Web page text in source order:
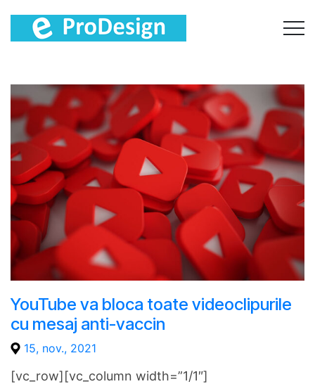
YouTube va bloca toate videoclipurile
cu mesaj anti-vaccin
15, nov., 2021
[vc_row][vc_column width=”1/1″]